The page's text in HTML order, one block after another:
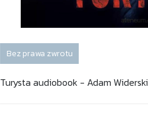
Bez prawa zwrotu
Turysta audiobook - Adam Widerski